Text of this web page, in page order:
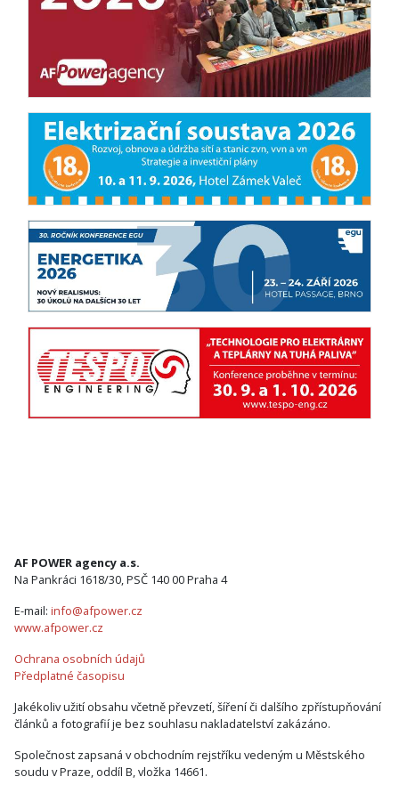
AF POWER agency a.s.
Na Pankráci 1618/30, PSČ 140 00 Praha 4
E-mail: info@afpower.cz
www.afpower.cz
Ochrana osobních údajů
Předplatné časopisu
Jakékoliv užití obsahu včetně převzetí, šíření či dalšího zpřístupňování
článků a fotografií je bez souhlasu nakladatelství zakázáno.
Společnost zapsaná v obchodním rejstříku vedeným u Městského
soudu v Praze, oddíl B, vložka 14661.